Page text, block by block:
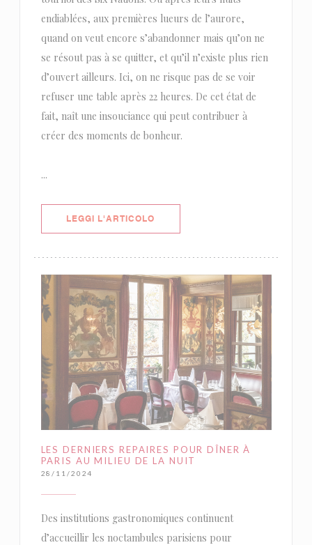
endiablées, aux premières lueurs de l’aurore,
quand on veut encore s’abandonner mais qu’on ne
se résout pas à se quitter, et qu’il n’existe plus rien
d’ouvert ailleurs. Ici, on ne risque pas de se voir
refuser une table après 22 heures. De cet état de
fait, naît une insouciance qui peut contribuer à
créer des moments de bonheur.
...
LEGGI L'ARTICOLO
LES DERNIERS REPAIRES POUR DÎNER À
PARIS AU MILIEU DE LA NUIT
28/11/2024
Des institutions gastronomiques continuent
d’accueillir les noctambules parisiens pour